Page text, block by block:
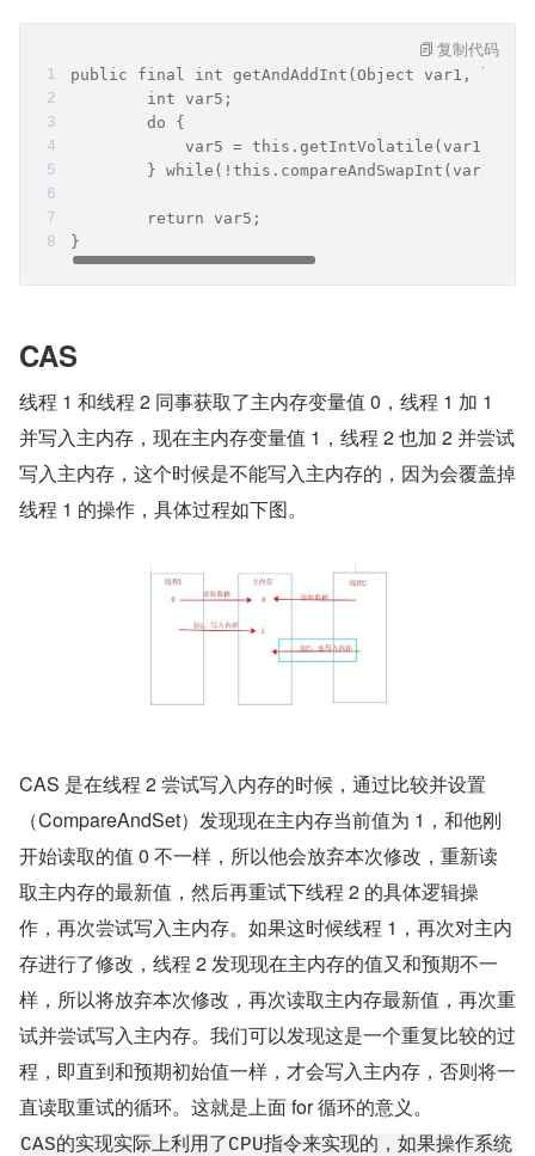
public final int getAndAddInt(Object var1,
        int var5;
        do {
var5 = this.getIntVolatile(var1,
} while(!this.compareAndSwapInt(var1,
        return var5;
}
复制代码
CAS
线程 1 和线程 2 同事获取了主内存变量值 0，线程 1 加 1
并写入主内存，现在主内存变量值 1，线程 2 也加 2 并尝试
写入主内存，这个时候是不能写入主内存的，因为会覆盖掉
线程 1 的操作，具体过程如下图。
CAS 是在线程 2 尝试写入内存的时候，通过比较并设置
（CompareAndSet）发现现在主内存当前值为 1，和他刚
开始读取的值 0 不一样，所以他会放弃本次修改，重新读
取主内存的最新值，然后再重试下线程 2 的具体逻辑操
作，再次尝试写入主内存。如果这时候线程 1，再次对主内
存进行了修改，线程 2 发现现在主内存的值又和预期不一
样，所以将放弃本次修改，再次读取主内存最新值，再次重
试并尝试写入主内存。我们可以发现这是一个重复比较的过
程，即直到和预期初始值一样，才会写入主内存，否则将一
直读取重试的循环。这就是上面 for 循环的意义。
CAS的实现实际上利用了CPU指令来实现的，如果操作系统